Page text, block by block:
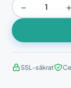
− +
SSL-säkrat